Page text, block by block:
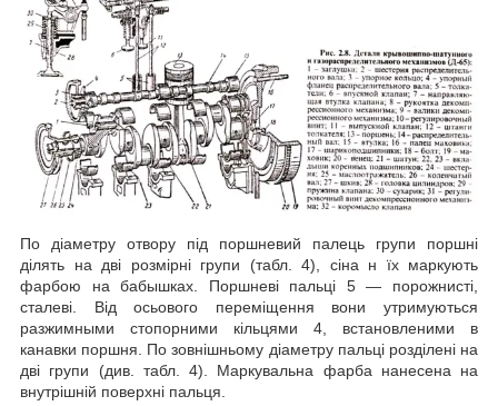
По діаметру отвору під поршневий палець групи поршні
ділять на дві розмірні групи (табл. 4), сіна н їх маркують
фарбою на бабышках. Поршневі пальці 5 ― порожнисті,
сталеві. Від осьового переміщення вони утримуються
разжимными стопорними кільцями 4, встановленими в
канавки поршня. По зовнішньому діаметру пальці розділені на
дві групи (див. табл. 4). Маркувальна фарба нанесена на
внутрішній поверхні пальця.